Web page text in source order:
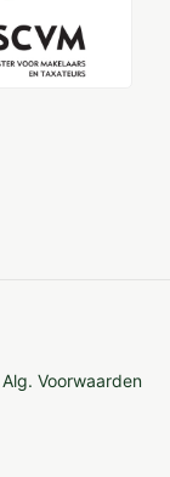
Alg. Voorwaarden